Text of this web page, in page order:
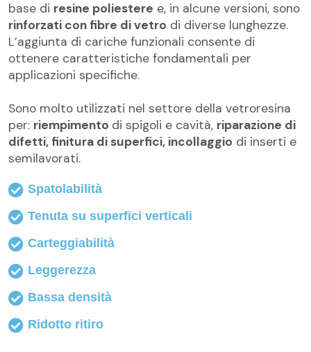
base di resine poliestere e, in alcune versioni, sono
rinforzati con fibre di vetro di diverse lunghezze.
L’aggiunta di cariche funzionali consente di
ottenere caratteristiche fondamentali per
applicazioni specifiche.
Sono molto utilizzati nel settore della vetroresina
per: riempimento di spigoli e cavità, riparazione di
difetti, finitura di superfici, incollaggio di inserti e
semilavorati.
Spatolabilità
Tenuta su superfici verticali
Carteggiabilità
Leggerezza
Bassa densità
Ridotto ritiro